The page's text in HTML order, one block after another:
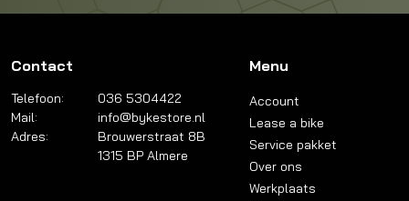
Contact
Telefoon:
036 5304422
Mail:
info@bykestore.nl
Adres:
Brouwerstraat 8B
1315 BP Almere
Menu
Account
Lease a bike
Service pakket
Over ons
Werkplaats